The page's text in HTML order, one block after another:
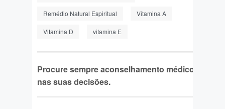
Remédio Natural Espiritual Vitamina A
Vitamina D vitamina E
Procure sempre aconselhamento médico
nas suas decisões.